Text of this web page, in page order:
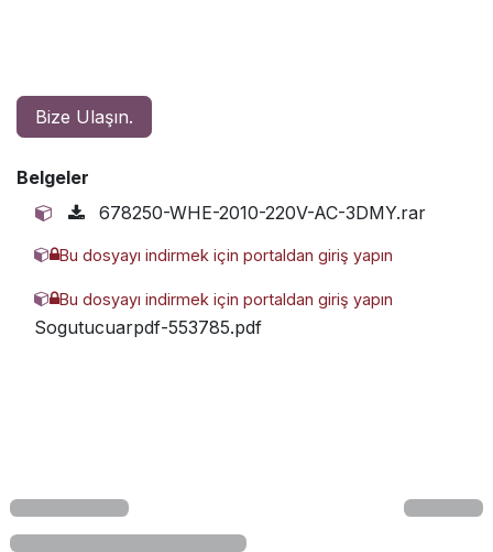
Bize Ulaşın.
Belgeler
678250-WHE-2010-220V-AC-3DMY.rar
Bu dosyayı indirmek için portaldan giriş yapın
WHE 2010 220V AC (3DMY).glb
Bu dosyayı indirmek için portaldan giriş yapın
WiNMAN-WHE-2010-Serisi-Havali-
Sogutucuarpdf-553785.pdf